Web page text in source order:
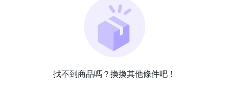
找不到商品嗎？換換其他條件吧！